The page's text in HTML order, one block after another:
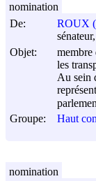
De:
ROUX
Objet:
membre
les
Au sein
Groupe:
Haut
nomination
nomination